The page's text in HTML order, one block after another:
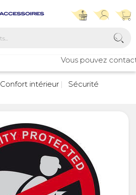
Vous pouvez
Confort intérieur Sécurité